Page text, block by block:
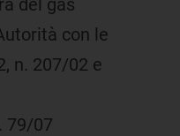
del gas
con le
n. 207/02 e
79/07